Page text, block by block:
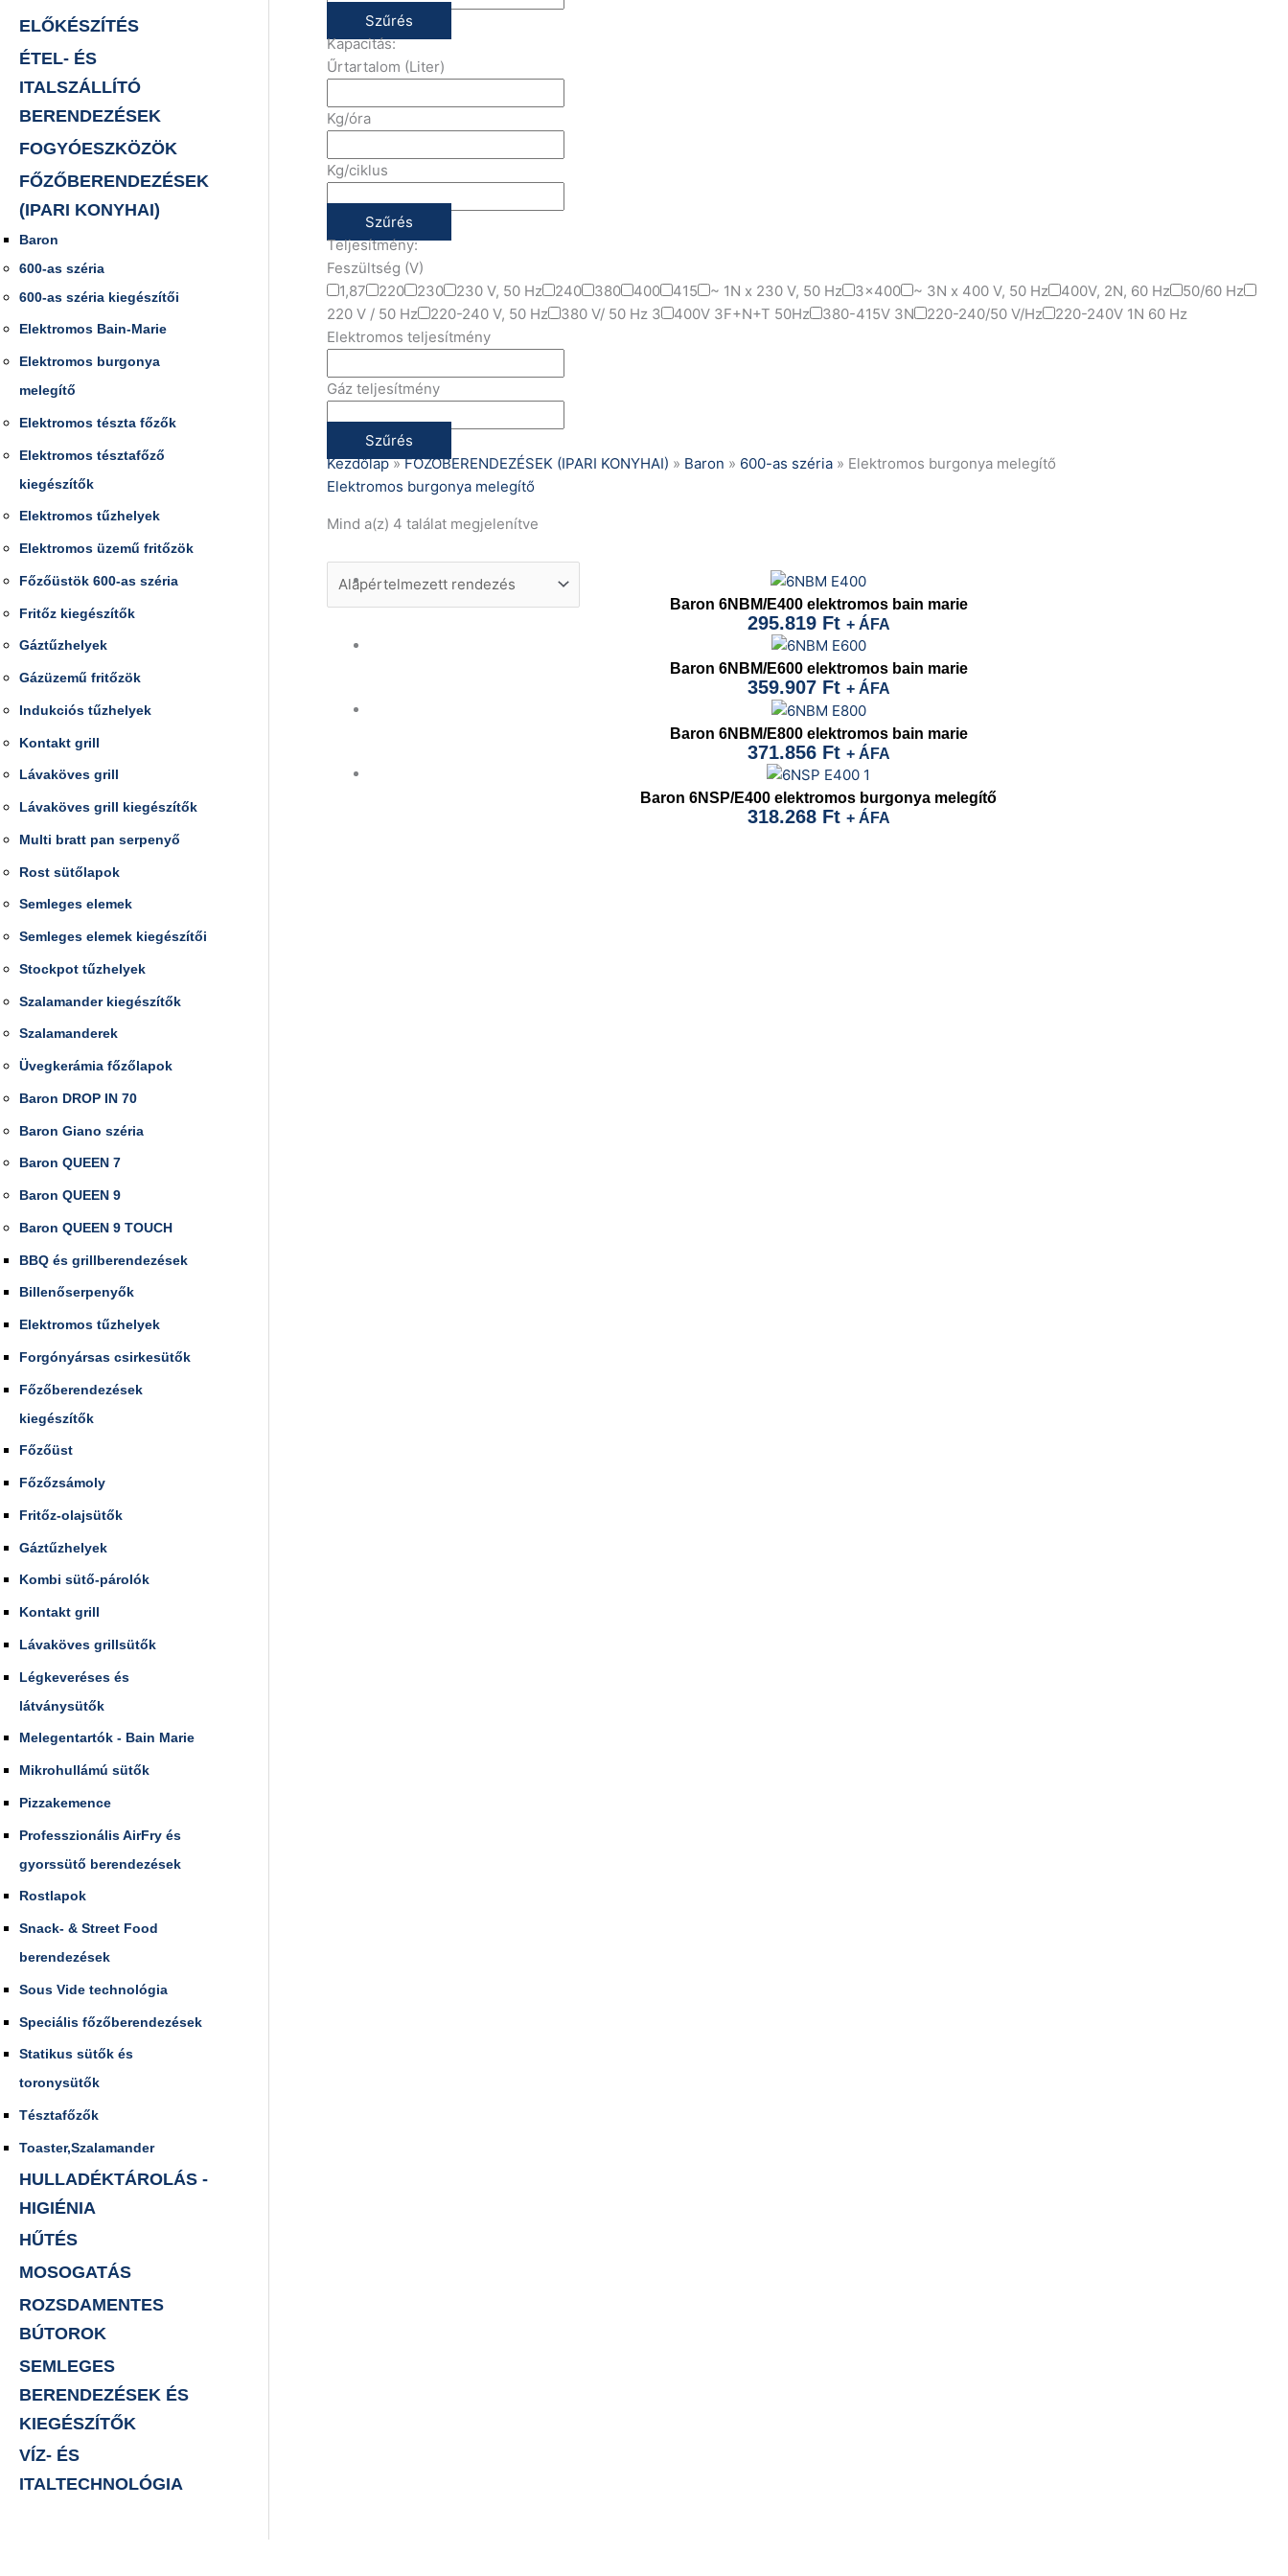
ELŐKÉSZÍTÉS
ÉTEL- ÉS
ITALSZÁLLÍTÓ
BERENDEZÉSEK
FOGYÓESZKÖZÖK
FŐZŐBERENDEZÉSEK
(IPARI KONYHAI)
Baron
600-as széria
600-as széria kiegészítői
Elektromos Bain-Marie
Elektromos burgonya
melegítő
Elektromos tészta főzők
Elektromos tésztafőző
kiegészítők
Elektromos tűzhelyek
Elektromos üzemű fritőzök
Főzőüstök 600-as széria
Fritőz kiegészítők
Gáztűzhelyek
Gázüzemű fritőzök
Indukciós tűzhelyek
Kontakt grill
Lávaköves grill
Lávaköves grill kiegészítők
Multi bratt pan serpenyő
Rost sütőlapok
Semleges elemek
Semleges elemek kiegészítői
Stockpot tűzhelyek
Szalamander kiegészítők
Szalamanderek
Üvegkerámia főzőlapok
Baron DROP IN 70
Baron Giano széria
Baron QUEEN 7
Baron QUEEN 9
Baron QUEEN 9 TOUCH
BBQ és grillberendezések
Billenőserpenyők
Elektromos tűzhelyek
Forgónyársas csirkesütők
Főzőberendezések
kiegészítők
Főzőüst
Főzőzsámoly
Fritőz-olajsütők
Gáztűzhelyek
Kombi sütő-párolók
Kontakt grill
Lávaköves grillsütők
Légkeveréses és
látványsütők
Melegentartók - Bain Marie
Mikrohullámú sütők
Pizzakemence
Professzionális AirFry és
gyorssütő berendezések
Rostlapok
Snack- & Street Food
berendezések
Sous Vide technológia
Speciális főzőberendezések
Statikus sütők és
toronysütők
Tésztafőzők
Toaster,Szalamander
HULLADÉKTÁROLÁS -
HIGIÉNIA
HŰTÉS
MOSOGATÁS
ROZSDAMENTES
BÚTOROK
SEMLEGES
BERENDEZÉSEK ÉS
KIEGÉSZÍTŐK
VÍZ- ÉS
ITALTECHNOLÓGIA
Szűrés
Kapacitás:
Űrtartalom (Liter)
Kg/óra
Kg/ciklus
Szűrés
Teljesítmény:
Feszültség (V)
1,87
220 230 230 V, 50 Hz 240 380 400 415 ~ 1N x 230 V, 50 Hz 3x400 ~ 3N x 400 V, 50 Hz 400V, 2N, 60 Hz
50/60 Hz
220 V / 50 Hz
220-240 V, 50 Hz 380 V/ 50 Hz 3 400V 3F+N+T 50Hz 380-415V 3N 220-240/50 V/Hz
220-240V 1N 60 Hz
Elektromos teljesítmény
Gáz teljesítmény
Szűrés
Kezdőlap»FŐZŐBERENDEZÉSEK (IPARI KONYHAI) » Baron » 600-as széria» Elektromos burgonya melegítő
Elektromos burgonya melegítő
Mind a(z) 4 találat megjelenítve
Baron 6NBM/E400 elektromos bain marie
295.819 Ft + ÁFA
Baron 6NBM/E600 elektromos bain marie
359.907 Ft + ÁFA
Baron 6NBM/E800 elektromos bain marie
371.856 Ft + ÁFA
Baron 6NSP/E400 elektromos burgonya melegítő
318.268 Ft + ÁFA